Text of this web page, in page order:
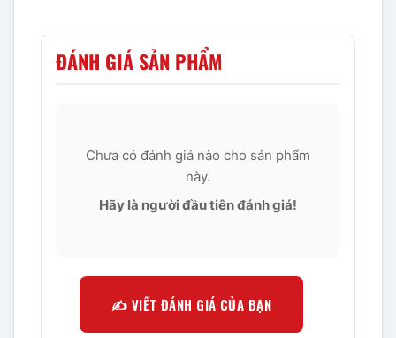
ĐÁNH GIÁ SẢN PHẨM
Chưa có đánh giá nào cho sản phẩm
này.
Hãy là người đầu tiên đánh giá!
✍️ VIẾT ĐÁNH GIÁ CỦA BẠN